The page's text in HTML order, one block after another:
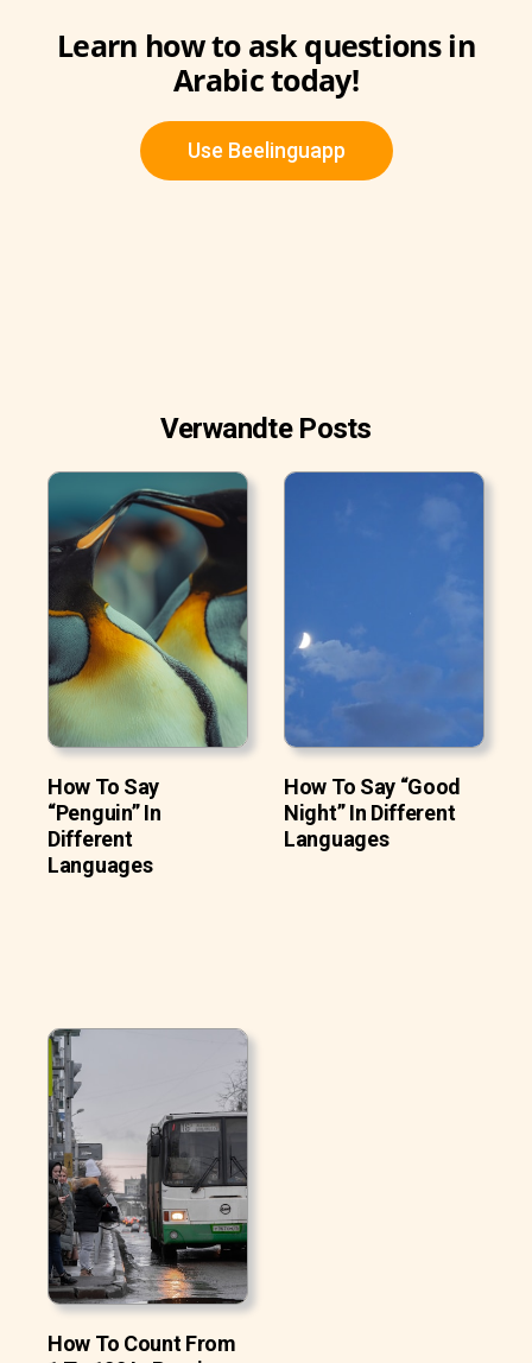
Learn how to ask questions in
Arabic today!
Use Beelinguapp
Verwandte Posts
How To Say
“Penguin” In
Different
Languages
How To Say “Good
Night” In Different
Languages
How To Count From